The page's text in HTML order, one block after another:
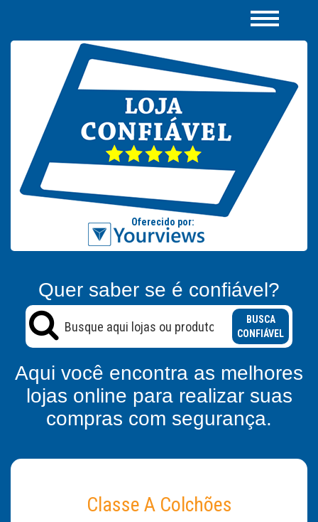
Quer saber se é confiável?
BUSCA
CONFIÁVEL
Aqui você encontra as melhores
lojas online para realizar suas
compras com segurança.
Classe A Colchões